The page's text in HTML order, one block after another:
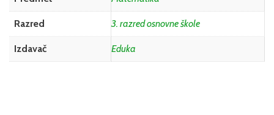
Razred 3. razred osnovne škole
Izdavač Eduka